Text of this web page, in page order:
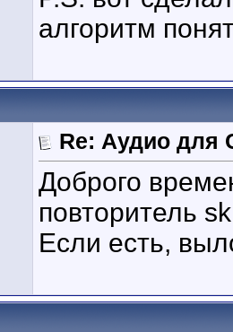
алгоритм
Re: Аудио для
Доброго
повторитель
Если есть,